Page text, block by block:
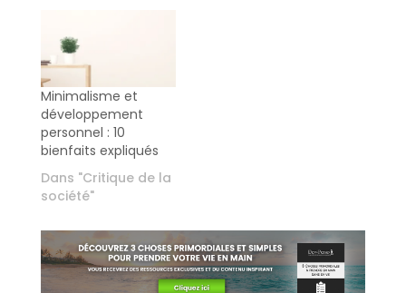
Minimalisme et
développement
personnel : 10
bienfaits expliqués
Dans "Critique de la
société"